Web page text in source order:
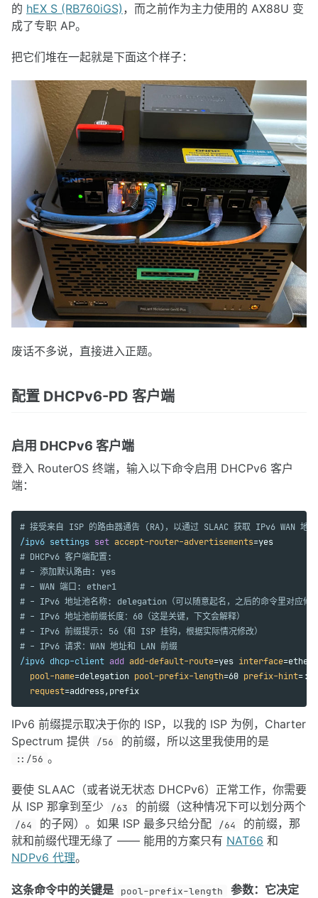
的 hEX S (RB760iGS) ，而之前作为主力使用的 AX88U 变
成了专职 AP。
把它们堆在一起就是下面这个样子：
废话不多说，直接进入正题。
配置 DHCPv6-PD 客户端
启用 DHCPv6 客户端
登入 RouterOS 终端，输入以下命令启用 DHCPv6 客户
端：
# 接受来自 ISP 的路由器通告 (RA)，以通过 SLAAC 获取 IPv6 WAN 地址
/ipv6 settings set accept-router-advertisements
# DHCPv6 客户端配置:
# - 添加默认路由: yes
# - WAN 端口: ether1
# - IPv6 地址池名称: delegation（可以随意起名，之后的命令里对应修
# - IPv6 地址池前缀长度：60（这是关键，下文会解释）
# - IPv6 前缀提示: 56（和 ISP 挂钩，根据实际情况修改）
# - IPv6 请求：WAN 地址和 LAN 前缀
/ipv6 dhcp-client add add-default-route=yes interface
pool-name=delegation pool-prefix-length=60 prefix-hint
request=address,prefix
IPv6 前缀提示取决于你的 ISP，以我的 ISP 为例，Charter
Spectrum 提供
/56 的前缀，所以这里我使用的是
::/56 。
要使 SLAAC（或者说无状态 DHCPv6）正常工作，你需要
从 ISP 那拿到至少
/63 的前缀（这种情况下可以划分两个
/64 的子网）。如果 ISP 最多只给分配 /64
的前缀，那
就和前缀代理无缘了 —— 能用的方案只有 NAT66 和
NDPv6 代理。
这条命令中的关键是 pool-prefix-length
参数：它决定